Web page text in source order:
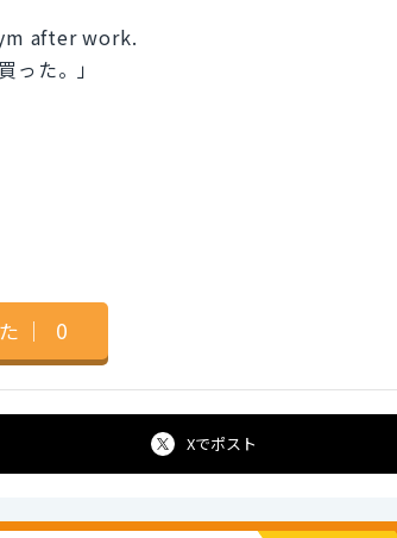
after work.
った。」
｜ 0
Xでポスト